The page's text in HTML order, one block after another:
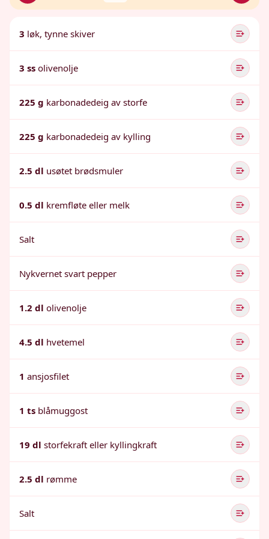
3 løk, tynne skiver
3 ss olivenolje
225 g karbonadedeig av storfe
225 g karbonadedeig av kylling
2.5 dl usøtet brødsmuler
0.5 dl kremfløte eller melk
Salt
Nykvernet svart pepper
1.2 dl olivenolje
4.5 dl hvetemel
1 ansjosfilet
1 ts blåmuggost
19 dl storfekraft eller kyllingkraft
2.5 dl rømme
Salt